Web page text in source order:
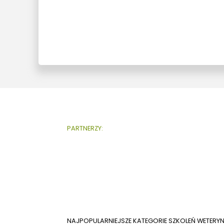
PARTNERZY:
NAJPOPULARNIEJSZE KATEGORIE SZKOLEŃ